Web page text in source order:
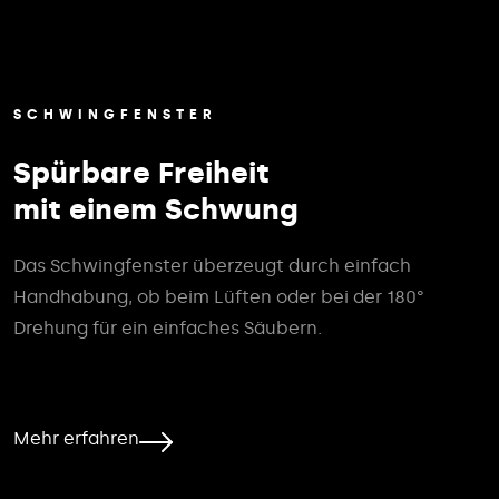
SCHWINGFENSTER
Spürbare Freiheit
mit einem Schwung
Das Schwingfenster überzeugt durch einfach
Handhabung, ob beim Lüften oder bei der 180°
Drehung für ein einfaches Säubern.
Mehr erfahren